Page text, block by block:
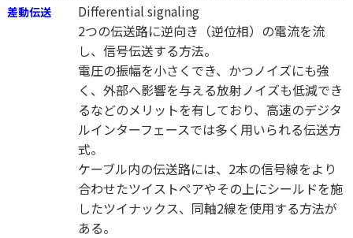
差動伝送
Differential signaling
2つの伝送路に逆向き（逆位相）の電流を流
し、信号伝送する方法。
電圧の振幅を小さくでき、かつノイズにも強
く、外部へ影響を与える放射ノイズも低減でき
るなどのメリットを有しており、高速のデジタ
ルインターフェースでは多く用いられる伝送方
式。
ケーブル内の伝送路には、2本の信号線をより
合わせたツイストペアやその上にシールドを施
したツイナックス、同軸2線を使用する方法が
ある。